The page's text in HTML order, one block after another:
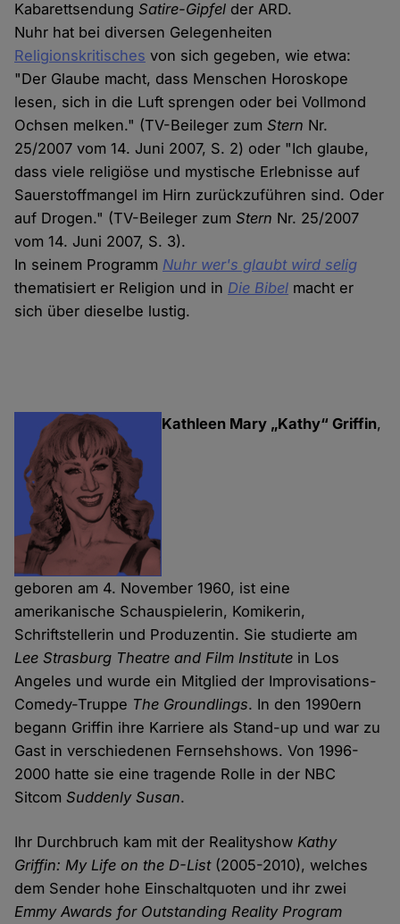
KabarettsendungSatire-Gipfel der ARD.
Nuhr hat bei diversen Gelegenheiten
Religionskritisches von sich gegeben, wie etwa:
"Der Glaube macht, dass Menschen Horoskope
lesen, sich in die Luft sprengen oder bei Vollmond
Ochsen melken." (TV-Beileger zumStern Nr.
25/2007 vom 14. Juni 2007, S. 2) oder "Ich glaube,
dass viele religiöse und mystische Erlebnisse auf
Sauerstoffmangel im Hirn zurückzuführen sind. Oder
auf Drogen." (TV-Beileger zumStern Nr. 25/2007
vom 14. Juni 2007, S. 3).
In seinem Programm Nuhr wer's glaubt wird selig
thematisiert er Religion und in Die Bibel macht er
sich über dieselbe lustig.
Kathleen Mary „Kathy“ Griffin,
geboren am 4. November 1960, ist eine
amerikanische Schauspielerin, Komikerin,
Schriftstellerin und Produzentin. Sie studierte am
Lee Strasburg Theatre and Film Institute in Los
Angeles und wurde ein Mitglied der Improvisations-
Comedy-Truppe The Groundlings. In den 1990ern
begann Griffin ihre Karriere als Stand-up und war zu
Gast in verschiedenen Fernsehshows. Von 1996-
2000 hatte sie eine tragende Rolle in der NBC
SitcomSuddenly Susan.
Ihr Durchbruch kam mit der RealityshowKathy
Griffin: My Life on the D-List (2005-2010), welches
dem Sender hohe Einschaltquoten und ihr zwei
Emmy Awards for Outstanding Reality Program